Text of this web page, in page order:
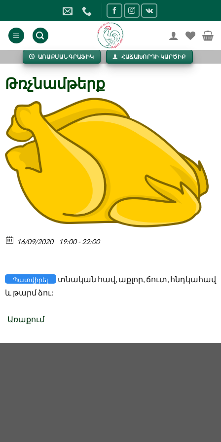
content
ԱՌԱՔՄԱՆ ԳՐԱՖԻԿ ՀԱՃԱԽՈՐԴԻ ԿԱՐԾԻՔ
Թռչնամթերք
16/09/2020 19:00 - 22:00
Պատվիրել
տնական հավ, աքլոր, ճուտ, հնդկահավ
և թարմ ձու:
Առաքում